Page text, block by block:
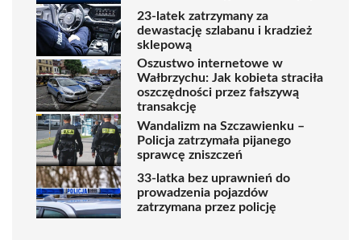
23-latek zatrzymany za
dewastację szlabanu i kradzież
sklepową
Oszustwo internetowe w
Wałbrzychu: Jak kobieta straciła
oszczędności przez fałszywą
transakcję
Wandalizm na Szczawienku –
Policja zatrzymała pijanego
sprawcę zniszczeń
33-latka bez uprawnień do
prowadzenia pojazdów
zatrzymana przez policję